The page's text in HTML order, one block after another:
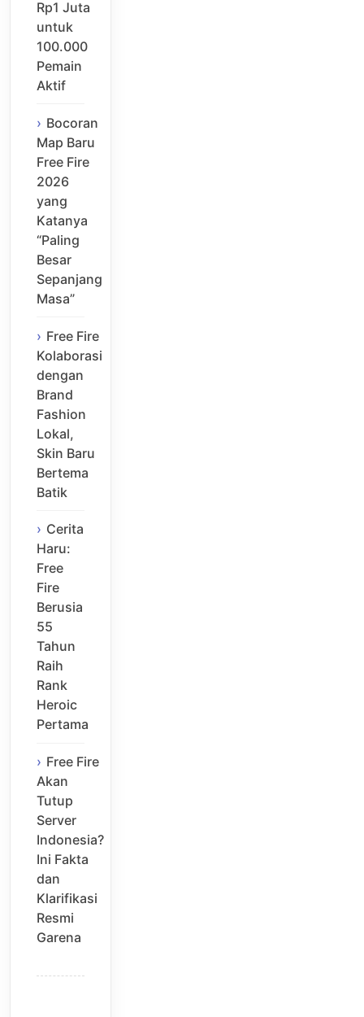
Rp1 Juta
untuk
100.000
Pemain
Aktif
Bocoran
Map Baru
Free Fire
2026
yang
Katanya
“Paling
Besar
Sepanjang
Masa”
Free Fire
Kolaborasi
dengan
Brand
Fashion
Lokal,
Skin Baru
Bertema
Batik
Cerita
Haru:
Free
Fire
Berusia
55
Tahun
Raih
Rank
Heroic
Pertama
Free Fire
Akan
Tutup
Server
Indonesia?
Ini Fakta
dan
Klarifikasi
Resmi
Garena